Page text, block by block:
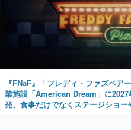
『FNaF』「フレディ・ファズベ
業施設「American Dream」に
発、食事だけでなくステージショ